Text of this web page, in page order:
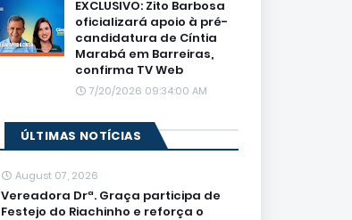
EXCLUSIVO: Zito Barbosa
oficializará apoio à pré-
candidatura de Cíntia
Marabá em Barreiras,
confirma TV Web
7/20/2026 09:34:00 AM
ÚLTIMAS NOTÍCIAS
August 07, 2026
Vereadora Drª. Graça participa de
Festejo do Riachinho e reforça o